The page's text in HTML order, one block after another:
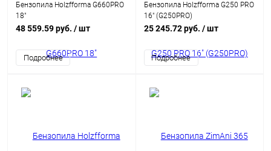
Бензопила Holzfforma G660PRO
18"
48 559.59 руб. / шт
Подробнее
Бензопила Holzfforma G250 PRO
16" (G250PRO)
25 245.72 руб. / шт
Подробнее